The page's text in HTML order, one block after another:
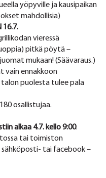
yöpyville ja kausipaikan
mahdollisia)
16.7.
vieressä
pitkä pöytä –
mukaan! (Säävaraus.)
vain ennakkoon
puolesta tulee pala
osallistujaa.
alkaa 4.7. kello 9:00.
tai toimiston
sähköposti- tai facebook –